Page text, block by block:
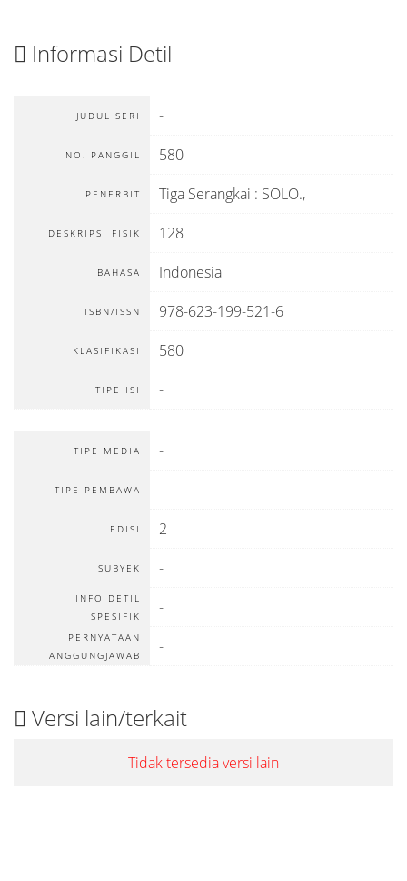
Informasi Detil
JUDUL SERI -
NO. PANGGIL 580
PENERBIT Tiga Serangkai : SOLO.,
DESKRIPSI FISIK 128
BAHASA Indonesia
ISBN/ISSN 978-623-199-521-6
KLASIFIKASI 580
TIPE ISI -
TIPE MEDIA -
TIPE PEMBAWA -
EDISI 2
SUBYEK -
INFO DETIL
SPESIFIK
-
PERNYATAAN
TANGGUNGJAWAB
-
Versi lain/terkait
Tidak tersedia versi lain